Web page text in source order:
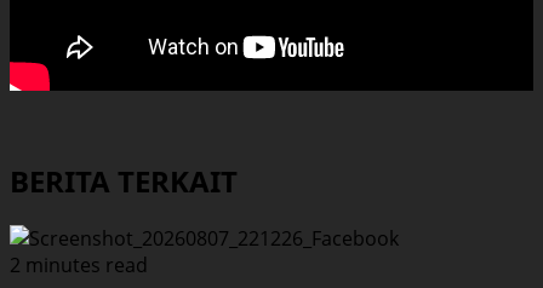
BERITA TERKAIT
2 minutes read